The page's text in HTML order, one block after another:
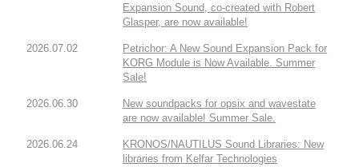
Expansion Sound, co-created with Robert
Glasper, are now available!
2026.07.02
Petrichor: A New Sound Expansion Pack for
KORG Module is Now Available. Summer
Sale!
2026.06.30
New soundpacks for opsix and wavestate
are now available! Summer Sale.
2026.06.24
KRONOS/NAUTILUS Sound Libraries: New
libraries from Kelfar Technologies